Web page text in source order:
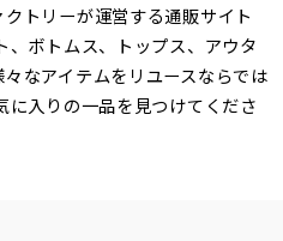
トリーが運営する通販サイト
、ボトムス、トップス、アウタ
なアイテムをリユースならでは
に入りの一品を見つけてくださ